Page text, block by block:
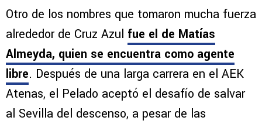
Otro de los nombres que tomaron mucha fuerza
alrededor de Cruz Azul fue el de Matías
Almeyda, quien se encuentra como agente
libre. Después de una larga carrera en el AEK
Atenas, el Pelado aceptó el desafío de salvar
al Sevilla del descenso, a pesar de las